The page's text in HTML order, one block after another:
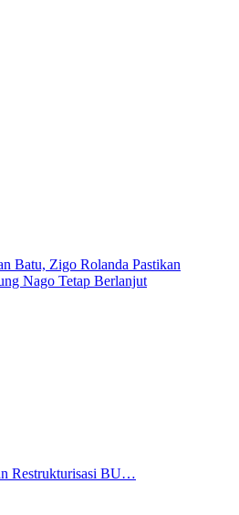
Batu, Zigo Rolanda Pastikan
Nago Tetap Berlanjut
Restrukturisasi BU…